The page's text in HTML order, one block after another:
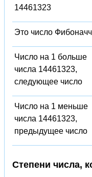
14461323
Это число
Число на 1 больше
числа 14461323,
следующее число
Число на 1 меньше
числа 14461323,
предыдущее число
Степени числа,